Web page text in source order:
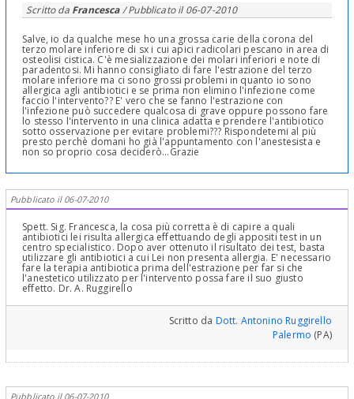
Scritto da Francesca/ Pubblicato il 06-07-2010
Salve, io da qualche mese ho una grossa carie della corona del
terzo molare inferiore di sx i cui apici radicolari pescano in area di
osteolisi cistica. C'è mesializzazione dei molari inferiori e note di
paradentosi. Mi hanno consigliato di fare l'estrazione del terzo
molare inferiore ma ci sono grossi problemi in quanto io sono
allergica agli antibiotici e se prima non elimino l'infezione come
faccio l'intervento?? E' vero che se fanno l'estrazione con
l'infezione può succedere qualcosa di grave oppure possono fare
lo stesso l'intervento in una clinica adatta e prendere l'antibiotico
sotto osservazione per evitare problemi??? Rispondetemi al più
presto perchè domani ho già l'appuntamento con l'anestesista e
non so proprio cosa deciderò...Grazie
Pubblicato il 06-07-2010
Spett. Sig. Francesca, la cosa più corretta è di capire a quali
antibiotici lei risulta allergica effettuando degli appositi test in un
centro specialistico. Dopo aver ottenuto il risultato dei test, basta
utilizzare gli antibiotici a cui Lei non presenta allergia. E' necessario
fare la terapia antibiotica prima dell'estrazione per far si che
l'anestetico utilizzato per l'intervento possa fare il suo giusto
effetto. Dr. A. Ruggirello
Scritto da Dott. Antonino Ruggirello
Palermo (PA)
Pubblicato il 06-07-2010